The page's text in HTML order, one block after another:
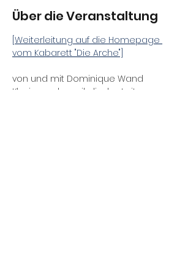
Über die Veranstaltung
[Weiterleitung auf die Homepage
vom Kabarett "Die Arche"]
von und mit Dominique Wand
Klavier und musikalische Leitung: